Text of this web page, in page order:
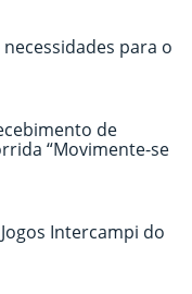
para o
de
“Movimente-se
Intercampi do